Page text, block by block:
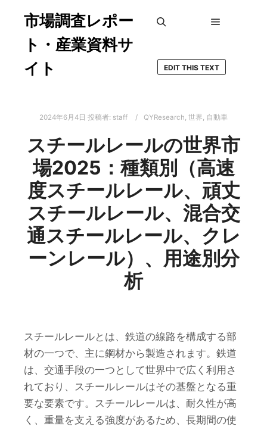
市場調査レポー
ト・産業資料サ
イト
EDIT THIS TEXT
2024年6月4日 投稿者: staff QYResearch, 世界, 自動車
スチールレールの世界市
場2025：種類別（高速
度スチールレール、頑丈
スチールレール、混合交
通スチールレール、クレ
ーンレール）、用途別分
析
スチールレールとは、鉄道の線路を構成する部
材の一つで、主に鋼材から製造されます。鉄道
は、交通手段の一つとして世界中で広く利用さ
れており、スチールレールはその基盤となる重
要な要素です。スチールレールは、耐久性が高
く、重量を支える強度があるため、長期間の使